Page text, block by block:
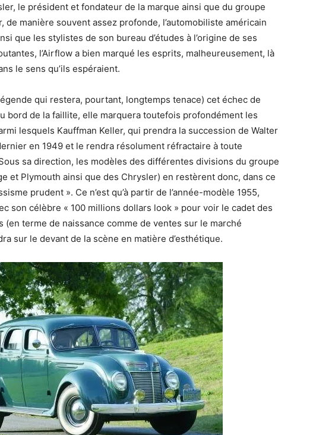
le président et fondateur de la marque ainsi que du groupe
de manière souvent assez profonde, l’automobiliste américain
que les stylistes de son bureau d’études à l’origine de ses
l’Airflow a bien marqué les esprits, malheureusement, là
le sens qu’ils espéraient.
qui restera, pourtant, longtemps tenace) cet échec de
bord de la faillite, elle marquera toutefois profondément les
lesquels Kauffman Keller, qui prendra la succession de Walter
en 1949 et le rendra résolument réfractaire à toute
sa direction, les modèles des différentes divisions du groupe
et Plymouth ainsi que des Chrysler) en restèrent donc, dans ce
prudent ». Ce n’est qu’à partir de l’année-modèle 1955,
son célèbre « 100 millions dollars look » pour voir le cadet des
terme de naissance comme de ventes sur le marché
sur le devant de la scène en matière d’esthétique.